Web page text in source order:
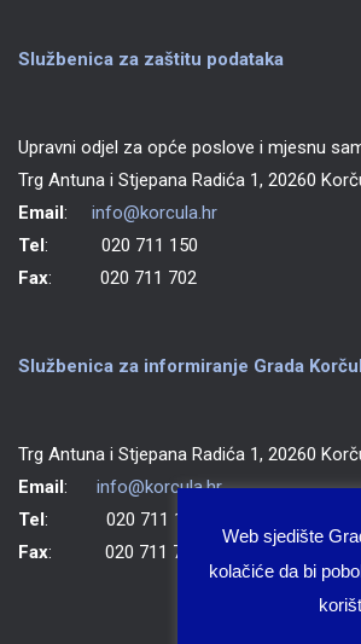
Službenica za zaštitu podataka
Upravni odjel za opće poslove i mjesnu
Trg Antuna i Stjepana Radića 1, 20260
Email: info@korcula.hr
Tel: 020 711 150
Fax: 020 711 702
Službenica za informiranje Grada
Trg Antuna i Stjepana Radića 1, 20260
Email: info@korcula.hr
Tel: 020 711 150
Fax: 020 711 702
Web sjedište
kolačiće da bi